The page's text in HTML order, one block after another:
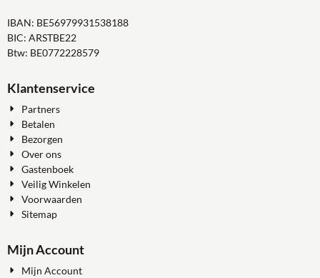
IBAN: BE56979931538188
BIC: ARSTBE22
Btw: BE0772228579
Klantenservice
Partners
Betalen
Bezorgen
Over ons
Gastenboek
Veilig Winkelen
Voorwaarden
Sitemap
Mijn Account
Mijn Account